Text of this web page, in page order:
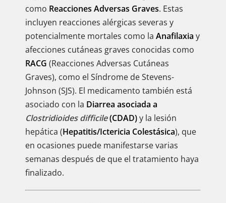
como Reacciones Adversas Graves. Estas
incluyen reacciones alérgicas severas y
potencialmente mortales como la Anafilaxia y
afecciones cutáneas graves conocidas como
RACG (Reacciones Adversas Cutáneas
Graves), como el Síndrome de Stevens-
Johnson (SJS). El medicamento también está
asociado con la Diarrea asociada a
Clostridioides difficile(CDAD)y la lesión
hepática (Hepatitis/Ictericia Colestásica), que
en ocasiones puede manifestarse varias
semanas después de que el tratamiento haya
finalizado.